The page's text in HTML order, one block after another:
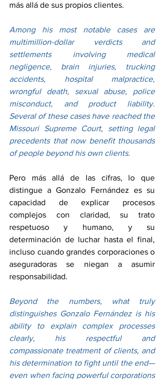
más allá de sus propios clientes.
Among his most notable cases are
multimillion-dollar verdicts and
settlements involving medical
negligence, brain injuries, trucking
accidents, hospital malpractice,
wrongful death, sexual abuse, police
misconduct, and product liability.
Several of these cases have reached the
Missouri Supreme Court, setting legal
precedents that now benefit thousands
of people beyond his own clients.
Pero más allá de las cifras, lo que
distingue a Gonzalo Fernández es su
capacidad de explicar procesos
complejos con claridad, su trato
respetuoso y humano, y su
determinación de luchar hasta el final,
incluso cuando grandes corporaciones o
aseguradoras se niegan a asumir
responsabilidad.
Beyond the numbers, what truly
distinguishes Gonzalo Fernández is his
ability to explain complex processes
clearly, his respectful and
compassionate treatment of clients, and
his determination to fight until the end—
even when facing powerful corporations